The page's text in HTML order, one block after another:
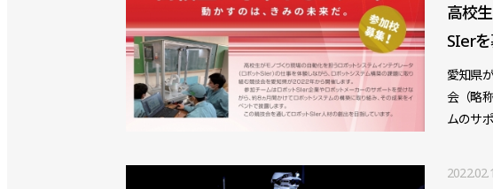
高校
SIer
愛知県
会（略
ムのサ